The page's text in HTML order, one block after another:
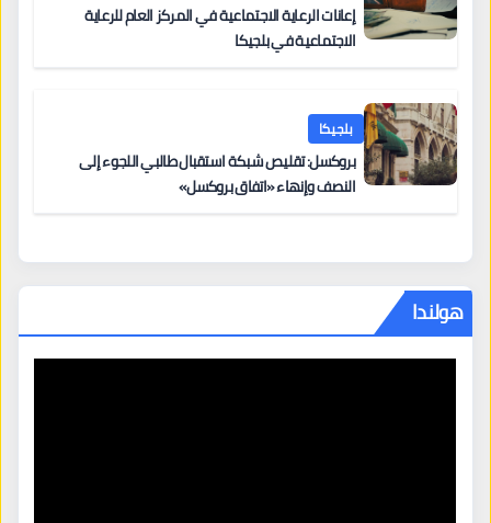
إعانات الرعاية الاجتماعية في المركز العام للرعاية
الاجتماعية في بلجيكا
بلجيكا
بروكسل: تقليص شبكة استقبال طالبي اللجوء إلى
النصف وإنهاء «اتفاق بروكسل»
هولندا